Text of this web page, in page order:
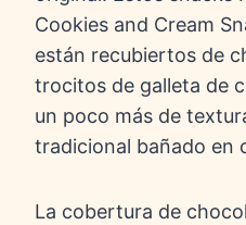
Cookies and Cream
están recubiertos de
trocitos de galleta de
un poco más de
tradicional bañado en
La cobertura de